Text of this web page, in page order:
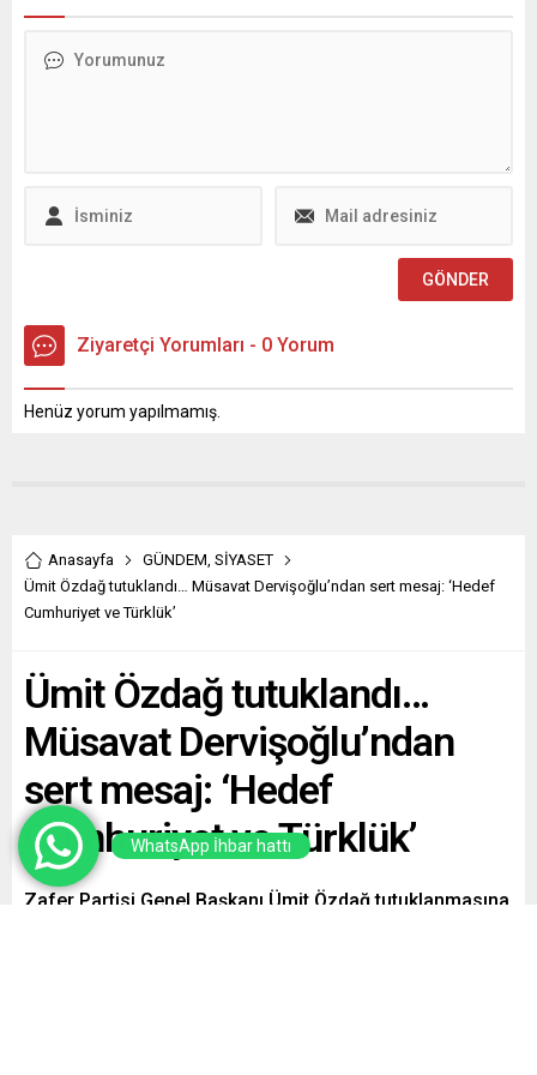
ve doğum sonrası saç
günde 20-30 saç telinin
beyazlı ekip, sezonun ilk
çalışmayı Kulüp Başkanı
Murat Demirkol da
Ziyaretçi Yorumları - 0 Yorum
Henüz yorum yapılmamış.
Anasayfa GÜNDEM, SİYASET
Ümit Özdağ tutuklandı… Müsavat Dervişoğlu’ndan sert mesaj: ‘Hedef
Cumhuriyet ve Türklük’
Ümit Özdağ tutuklandı…
Müsavat Dervişoğlu’ndan
sert mesaj: ‘Hedef
Cumhuriyet ve Türklük’
Zafer Partisi Genel Başkanı Ümit Özdağ tutuklanmasına
WhatsApp İhbar hattı